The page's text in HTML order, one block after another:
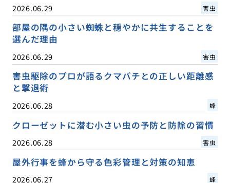
2026.06.29 害虫
部屋の隅の小さい蜘蛛と穏やかに共生することを
選んだ理由
2026.06.29 害虫
害虫駆除のプロが語るクマバチとの正しい距離感
と撃退術
2026.06.28 蜂
クローゼットに潜む小さい虫の予防と防除の習慣
2026.06.28 害虫
屋外行事を蜂から守る色彩管理と対策の知恵
2026.06.27 蜂